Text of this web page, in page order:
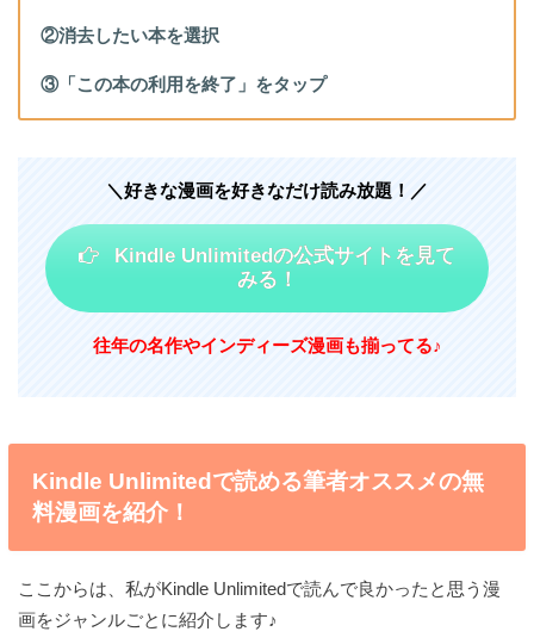
②消去したい本を選択
③「この本の利用を終了」をタップ
＼好きな漫画を好きなだけ読み放題！／
Kindle Unlimitedの公式サイトを見て
みる！
往年の名作やインディーズ漫画も揃ってる♪
Kindle Unlimitedで読める筆者オススメの無
料漫画を紹介！
ここからは、私がKindle Unlimitedで読んで良かったと思う漫
画をジャンルごとに紹介します♪